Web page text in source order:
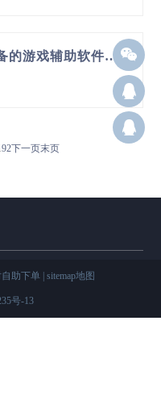
绝地求生大逃杀吃鸡游戏准备的游戏辅助软件下载使用
>>
92下一页末页
助下单 | sitemap地图
号-13
群